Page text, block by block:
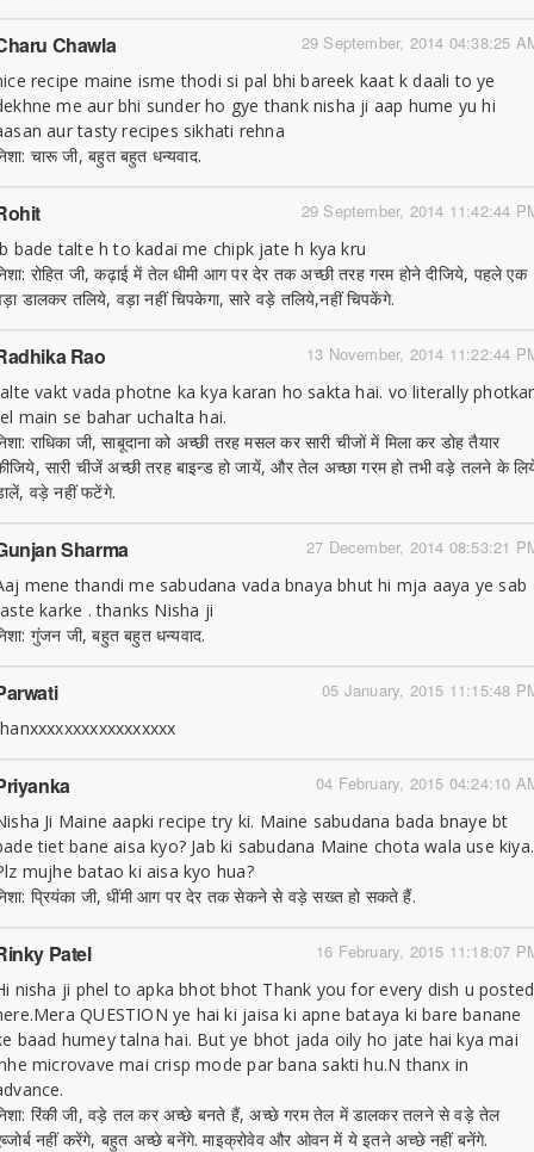
29 September, 2014 04:38:25
Chawla
recipe maine isme thodi si pal bhi bareek kaat k daali to ye
me aur bhi sunder ho gye thank nisha ji aap hume yu hi
aur tasty recipes sikhati rehna
चारू जी, बहुत बहुत धन्यवाद.
29 September, 2014 11:42:44
bade talte h to kadai me chipk jate h kya kru
रोहित जी, कढ़ाई में तेल धीमी आग पर देर तक अच्छी तरह गरम होने दीजिये, पहले एक
डालकर तलिये, वड़ा नहीं चिपकेगा, सारे वड़े तलिये,नहीं चिपकेंगे.
13 November, 2014 11:22:44
Rao
vakt vada photne ka kya karan ho sakta hai. vo literally photkar
main se bahar uchalta hai.
राधिका जी, साबूदाना को अच्छी तरह मसल कर सारी चीजों में मिला कर डोह तैयार
सारी चीजें अच्छी तरह बाइन्ड हो जायें, और तेल अच्छा गरम हो तभी वड़े तलने के
वड़े नहीं फटेंगे.
27 December, 2014 08:53:21
Sharma
mene thandi me sabudana vada bnaya bhut hi mja aaya ye sab
karke . thanks Nisha ji
गुंजन जी, बहुत बहुत धन्यवाद.
05 January, 2015 11:15:48
04 February, 2015 04:24:10
Ji Maine aapki recipe try ki. Maine sabudana bada bnaye bt
tiet bane aisa kyo? Jab ki sabudana Maine chota wala use kiya.
mujhe batao ki aisa kyo hua?
प्रियंका जी, धींमी आग पर देर तक सेकने से वड़े सख्त हो सकते हैं.
16 February, 2015 11:18:07
Patel
nisha ji phel to apka bhot bhot Thank you for every dish u posted
QUESTION ye hai ki jaisa ki apne bataya ki bare banane
baad humey talna hai. But ye bhot jada oily ho jate hai kya mai
microvave mai crisp mode par bana sakti hu.N thanx in
रिंकी जी, वड़े तल कर अच्छे बनते हैं, अच्छे गरम तेल में डालकर तलने से वड़े तेल
नहीं करेंगे, बहुत अच्छे बनेंगे. माइक्रोवेव और ओवन में ये इतने अच्छे नहीं बनेंगे.